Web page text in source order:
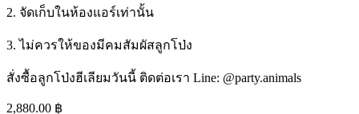
2. จัดเก็บในห้องแอร์เท่านั้น
3. ไม่ควรให้ของมีคมสัมผัสลูกโป่ง
สั่งซื้อลูกโป่งฮีเลียมวันนี้ ติดต่อเรา Line: @party.animals
2,880.00 ฿